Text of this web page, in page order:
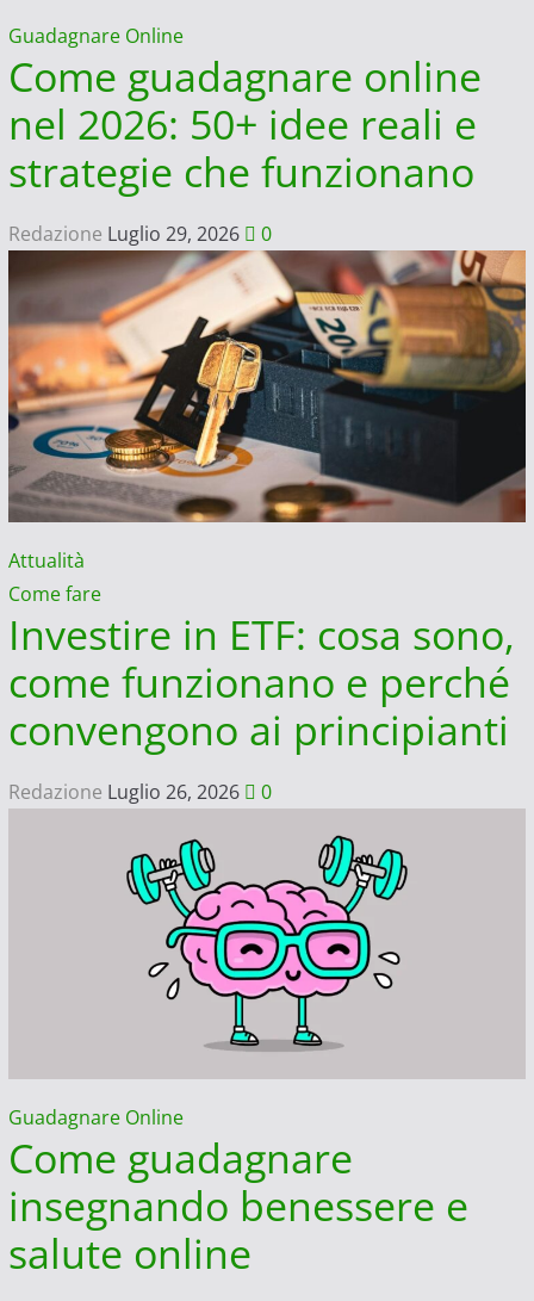
Guadagnare Online
Come guadagnare online
nel 2026: 50+ idee reali e
strategie che funzionano
Redazione Luglio 29, 2026 0
Attualità
Come fare
Investire in ETF: cosa sono,
come funzionano e perché
convengono ai principianti
Redazione Luglio 26, 2026 0
Guadagnare Online
Come guadagnare
insegnando benessere e
salute online